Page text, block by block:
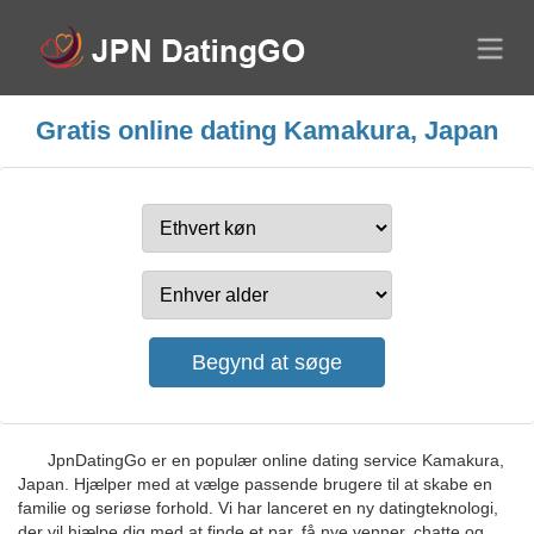
Gratis online dating Kamakura, Japan
JpnDatingGo er en populær online dating service Kamakura,
Japan. Hjælper med at vælge passende brugere til at skabe en
familie og seriøse forhold. Vi har lanceret en ny datingteknologi,